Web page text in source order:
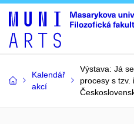
Kalendář
akcí
Výstava: Já
procesy s tzv.